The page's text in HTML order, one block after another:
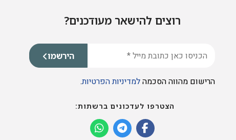
רוצים להישאר מעודכנים?
הירשמו
הרישום מהווה הסכמהלמדיניות הפרטיות.
הצטרפו לעדכונים ברשתות: